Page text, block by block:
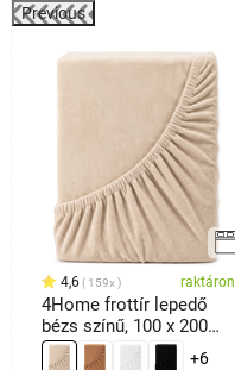
Previous
4,6 159x raktáron
4Home frottír lepedő
bézs színű, 100 x 200
cm
+6